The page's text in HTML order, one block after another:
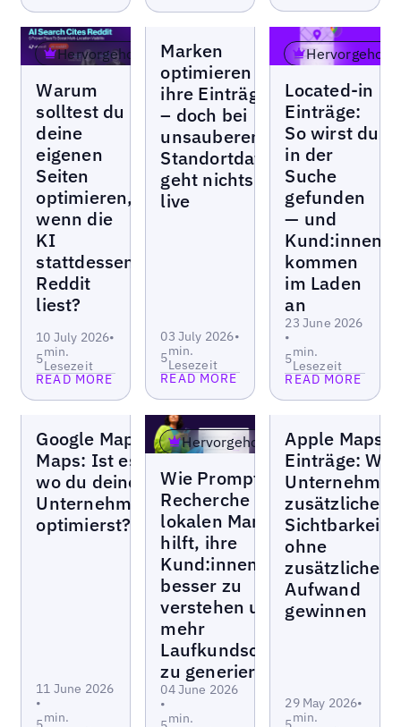
Hervorgehoben
Warum
solltest du
deine
eigenen
Seiten
optimieren,
wenn die
KI
stattdessen
Reddit
liest?
10 July 2026•
5min.
Lesezeit
Read more
READ MORE
Marken
optimieren
ihre Einträge
– doch bei
unsauberen
Standortdaten
geht nichts
live
03 July 2026•
5min.
Lesezeit
Read more
READ MORE
Located-in
Einträge:
So wirst du
in der
Suche
gefunden
— und
Kund:innen
kommen
im Laden
an
23 June 2026
•
5min.
Lesezeit
Read more
READ MORE
Google Maps vs Apple
Maps: Ist es wichtig,
wo du deine
Unternehmenseinträge
optimierst?
11 June 2026
•
min.
Hervorgehoben
Wie Prompt-
Recherche
lokalen Marken
hilft, ihre
Kund:innen
besser zu
verstehen und
mehr
Laufkundschaft
zu generieren
04 June 2026
•
min.
Read more
Apple Maps
Einträge: Wo
Unternehmen
zusätzliche
Sichtbarkeit
ohne
zusätzlichen
Aufwand
gewinnen
29 May 2026•
min.
Read more